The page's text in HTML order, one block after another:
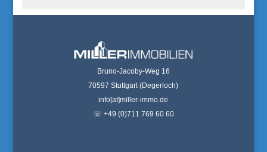
Bruno-Jacoby-Weg 16
70597 Stuttgart (Degerloch)
info[at]miller-immo.de
☏ +49 (0)711 769 60 60